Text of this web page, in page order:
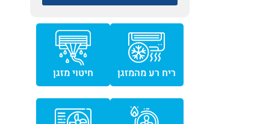
ריח רע מהמזגן חיטוי מזגן